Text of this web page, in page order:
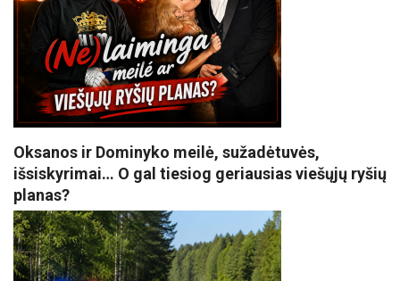
Oksanos ir Dominyko meilė, sužadėtuvės,
išsiskyrimai… O gal tiesiog geriausias viešųjų ryšių
planas?